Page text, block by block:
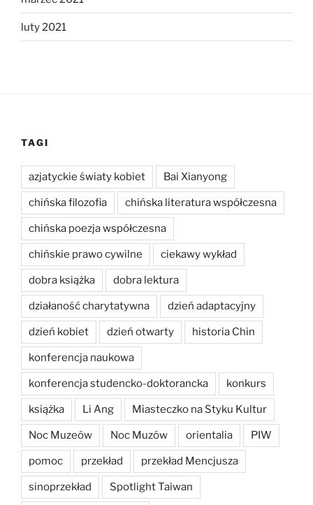
luty 2021
TAGI
azjatyckie światy kobiet Bai Xianyong
chińska filozofia chińska literatura współczesna
chińska poezja współczesna
chińskie prawo cywilne ciekawy wykład
dobra książka dobra lektura
działaność charytatywna dzień adaptacyjny
dzień kobiet dzień otwarty historia Chin
konferencja naukowa
konferencja studencko-doktorancka konkurs
książka Li Ang Miasteczko na Styku Kultur
Noc Muzeów Noc Muzów orientalia PIW
pomoc przekład przekład Mencjusza
sinoprzekład Spotlight Taiwan